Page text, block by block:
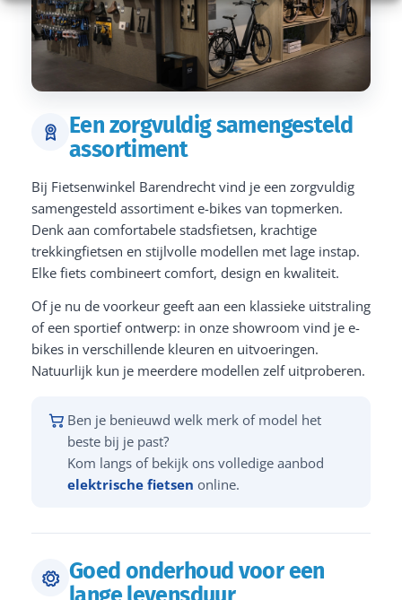
Een zorgvuldig samengesteld
assortiment
Bij Fietsenwinkel Barendrecht vind je een zorgvuldig
samengesteld assortiment e-bikes van topmerken.
Denk aan comfortabele stadsfietsen, krachtige
trekkingfietsen en stijlvolle modellen met lage instap.
Elke fiets combineert comfort, design en kwaliteit.
Of je nu de voorkeur geeft aan een klassieke uitstraling
of een sportief ontwerp: in onze showroom vind je e-
bikes in verschillende kleuren en uitvoeringen.
Natuurlijk kun je meerdere modellen zelf uitproberen.
Ben je benieuwd welk merk of model het
beste bij je past?
Kom langs of bekijk ons volledige aanbod
elektrische fietsen online.
Goed onderhoud voor een